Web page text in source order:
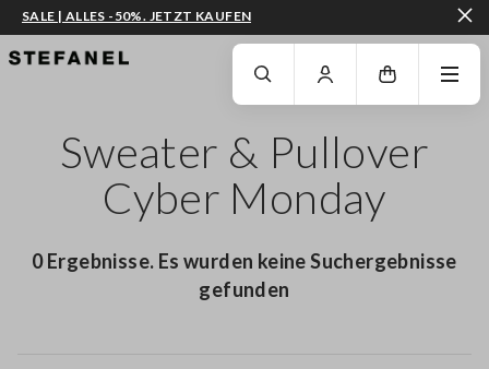
ZUM HAUPTINHALT SPRINGEN GEHEN SIE ZUM ENDE DER SEITE
SALE | ALLES -50%. JETZT KAUFEN
Sweater & Pullover
Cyber Monday
0 Ergebnisse. Es wurden keine Suchergebnisse
gefunden